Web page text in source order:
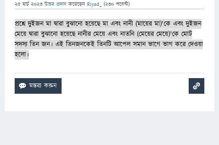
25 মার্চ 2023 উত্তর প্রদান করেছেন Riyad_ (230 পয়েন্ট)
প্রশ্নে দুইজন মা দ্বারা বুঝানো হয়েছে মা এবং নানী (মায়ের মা)'কে এবং দুইজন
মেয়ে দ্বারা বুঝানো হয়েছে নানীর মেয়ে এবং নাতনি (মেয়ের মেয়ে)'কে মোট
সদস্য তিন জন। এই তিনজনকেই তিনটি আপেল সমান ভাগে ভাগ করে দেওয়া
হলো।